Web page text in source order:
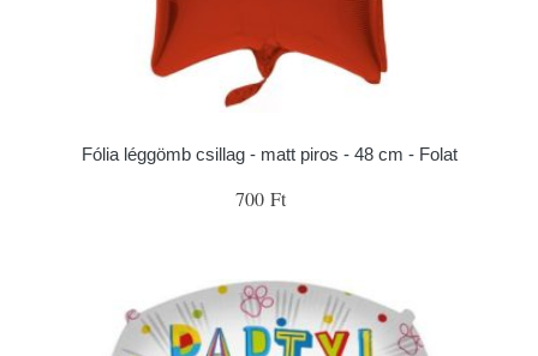
Fólia léggömb csillag - matt piros - 48 cm - Folat
700 Ft